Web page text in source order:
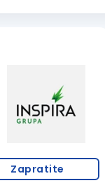
Zapratite